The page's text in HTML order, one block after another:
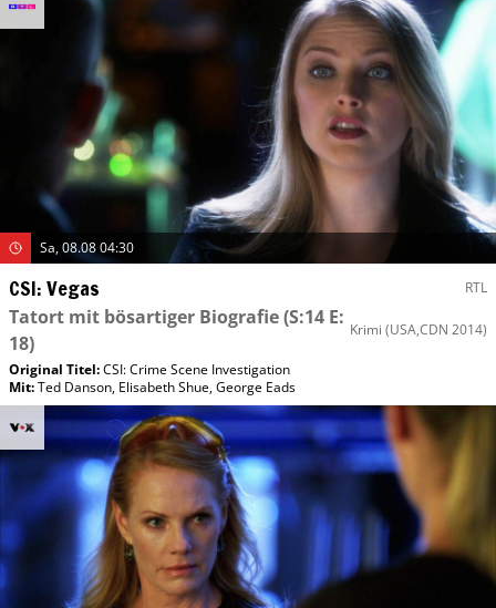
Sa, 08.08 04:30
CSI: Vegas RTL
Tatort mit bösartiger Biografie(S:14 E:
18)
Krimi (USA,CDN 2014)
Original Titel:CSI: Crime Scene Investigation
Mit:Ted Danson, Elisabeth Shue,George Eads